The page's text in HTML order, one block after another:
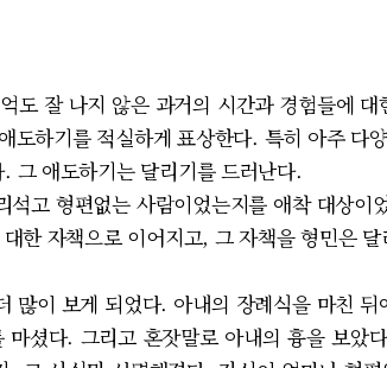
도 잘 나지 않은 과거의 시간과 경험들에
도하기를 적실하게 표상한다. 특히 아주 다
그 애도하기는 달리기를 드러난다.
고 형편없는 사람이었는지를 애착 대상이
한 자책으로 이어지고, 그 자책을 형민은
이 보게 되었다. 아내의 장례식을 마친 뒤
셨다. 그리고 혼잣말로 아내의 흉을 보았